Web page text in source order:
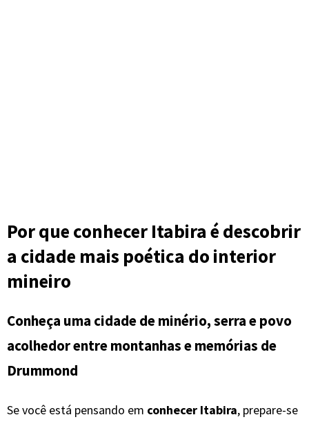
Por que conhecer Itabira é descobrir
a cidade mais poética do interior
mineiro
Conheça uma cidade de minério, serra e povo
acolhedor entre montanhas e memórias de
Drummond
Se você está pensando em conhecer Itabira, prepare-se